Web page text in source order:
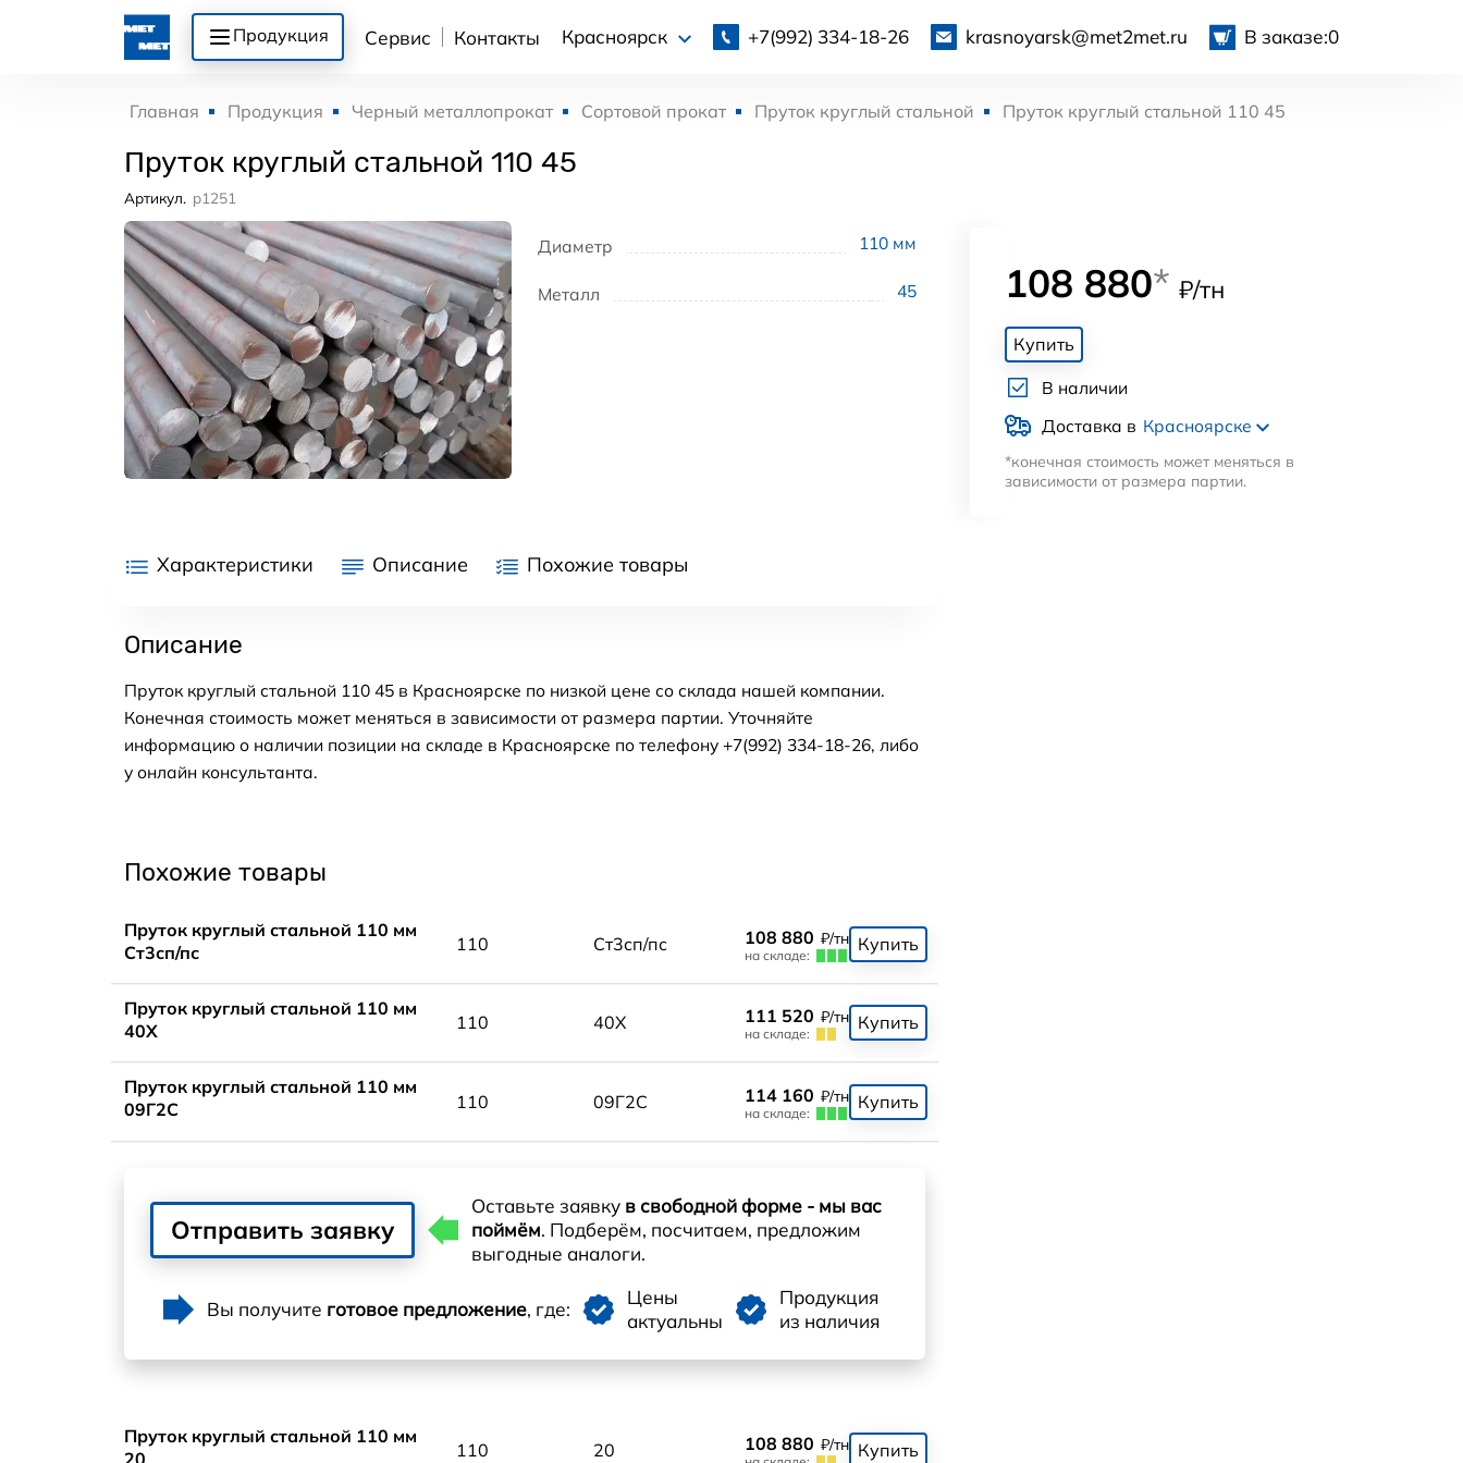
Продукция Сервис Контакты Красноярск +7(992) 334-18-26 krasnoyarsk@met2met.ru В заказе:0
Главная Продукция Черный металлопрокат Сортовой прокат Пруток круглый стальной Пруток круглый стальной 110 45
Пруток круглый стальной 110 45
Артикул. p1251
Диаметр 110 мм
Металл 45 108 880* ₽/тн
Купить
В наличии
Доставка в Красноярске
*конечная стоимость может меняться в
зависимости от размера партии.
Характеристики Описание Похожие товары
Описание
Пруток круглый стальной 110 45 в Красноярске по низкой цене со склада нашей компании.
Конечная стоимость может меняться в зависимости от размера партии. Уточняйте
информацию о наличии позиции на складе в Красноярске по телефону +7(992) 334-18-26, либо
у онлайн консультанта.
Похожие товары
Пруток круглый стальной 110 мм
Ст3сп/пс
110 Ст3сп/пс 108 880 ₽/тн
на складе:
Купить
Пруток круглый стальной 110 мм
40Х
110 40Х 111 520 ₽/тн
на складе:
Купить
Пруток круглый стальной 110 мм
09Г2С
110 09Г2С 114 160 ₽/тн
на складе:
Купить
Отправить заявку
Оставьте заявку в свободной форме - мы вас
поймём. Подберём, посчитаем, предложим
выгодные аналоги.
Вы получите готовое предложение, где:
Цены
актуальны
Продукция
из наличия
Пруток круглый стальной 110 мм
20
110 20 108 880 ₽/тн Купить